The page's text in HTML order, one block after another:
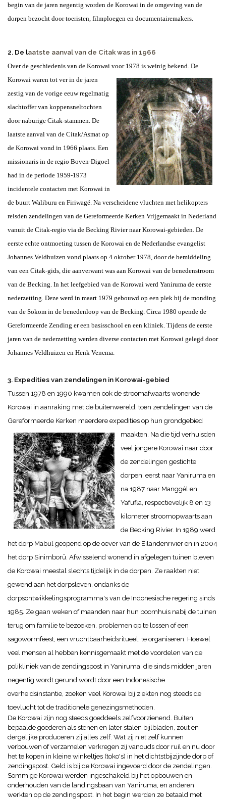
begin van de jaren negentig worden de Korowai in de omgeving van de
dorpen bezocht door toeristen, filmploegen en documentairemakers.
2. De laatste aanval van de Citak was in 1966
Over de geschiedenis van de Korowai voor 1978 is weinig bekend. De
Korowai waren tot ver in de jaren
zestig van de vorige eeuw regelmatig
slachtoffer van koppensneltochten
door naburige Citak-stammen. De
laatste aanval van de Citak/Asmat op
de Korowai vond in 1966 plaats. Een
missionaris in de regio Boven-Digoel
had in de periode 1959-1973
incidentele contacten met Korowai in
de buurt Waliburu en Firiwagé. Na verscheidene vluchten met helikopters
reisden zendelingen van de Gereformeerde Kerken Vrijgemaakt in Nederland
vanuit de Citak-regio via de Becking Rivier naar Korowai-gebieden. De
eerste echte ontmoeting tussen de Korowai en de Nederlandse evangelist
Johannes Veldhuizen vond plaats op 4 oktober 1978, door de bemiddeling
van een Citak-gids, die aanverwant was aan Korowai van de benedenstroom
van de Becking. In het leefgebied van de Korowai werd Yaniruma de eerste
nederzetting. Deze werd in maart 1979 gebouwd op een plek bij de monding
van de Sokom in de benedenloop van de Becking. Circa 1980 opende de
Gereformeerde Zending er een basisschool en een kliniek. Tijdens de eerste
jaren van de nederzetting werden diverse contacten met Korowai gelegd door
Johannes Veldhuizen en Henk Venema.
3. Expedities van zendelingen in Korowai-gebied
Tussen 1978 en 1990 kwamen ook de stroomafwaarts wonende
Korowai in aanraking met de buitenwereld, toen zendelingen van de
Gereformeerde Kerken meerdere expedities op hun grondgebied
maakten. Na die tijd verhuisden
veel jongere Korowai naar door
de zendelingen gestichte
dorpen, eerst naar Yaniruma en
na 1987 naar Manggél en
Yafufla, respectievelijk 8 en 13
kilometer stroomopwaarts aan
de Becking Rivier. In 1989 werd
het dorp Mabül geopend op de oever van de Eilandenrivier en in 2004
het dorp Sinimborü. Afwisselend wonend in afgelegen tuinen bleven
de Korowai meestal slechts tijdelijk in de dorpen. Ze raakten niet
gewend aan het dorpsleven, ondanks de
dorpsontwikkelingsprogramma's van de Indonesische regering sinds
1985. Ze gaan weken of maanden naar hun boomhuis nabij de tuinen
terug om familie te bezoeken, problemen op te lossen of een
sagowormfeest, een vruchtbaarheidsritueel, te organiseren. Hoewel
veel mensen al hebben kennisgemaakt met de voordelen van de
polikliniek van de zendingspost in Yaniruma, die sinds midden jaren
negentig wordt gerund wordt door een Indonesische
overheidsinstantie, zoeken veel Korowai bij ziekten nog steeds de
toevlucht tot de traditionele genezingsmethoden.
De Korowai zijn nog steeds goeddeels zelfvoorzienend. Buiten
bepaalde goederen als stenen en later stalen bijlbladen, zout en
dergelijke produceren zij alles zelf. Wat zij niet zelf kunnen
verbouwen of verzamelen verkregen zij vanouds door ruil en nu door
het te kopen in kleine winkeltjes (toko's) in het dichtstbijzijnde dorp of
zendingspost. Geld is bij de Korowai ingevoerd door de zendelingen.
Sommige Korowai werden ingeschakeld bij het opbouwen en
onderhouden van de landingsbaan van Yaniruma, en anderen
werkten op de zendingspost. In het begin werden ze betaald met